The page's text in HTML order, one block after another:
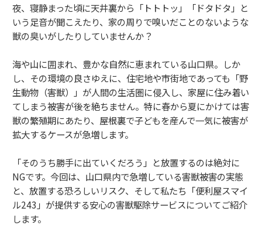
夜、寝静まった頃に天井裏から「トトトッ」「ドタドタ」と
いう足音が聞こえたり、家の周りで嗅いだことのないような
獣の臭いがしたりしていませんか？
海や山に囲まれ、豊かな自然に恵まれている山口県。しか
し、その環境の良さゆえに、住宅地や市街地であっても「野
生動物（害獣）」が人間の生活圏に侵入し、家屋に住み着い
てしまう被害が後を絶ちません。特に春から夏にかけては害
獣の繁殖期にあたり、屋根裏で子どもを産んで一気に被害が
拡大するケースが急増します。
「そのうち勝手に出ていくだろう」と放置するのは絶対に
NGです。今回は、山口県内で急増している害獣被害の実態
と、放置する恐ろしいリスク、そして私たち「便利屋スマイ
ル243」が提供する安心の害獣駆除サービスについてご紹介
します。